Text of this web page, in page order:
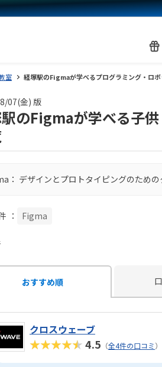
室 経塚駅のFigmaが学べるプログラミング・ロ
07(金) 版
のFigmaが学べる子
： デザインとプロトタイピングのため
： Figma
おすすめ順
クロスウェーブ
★★★★★4.5 （全4件の口コミ）